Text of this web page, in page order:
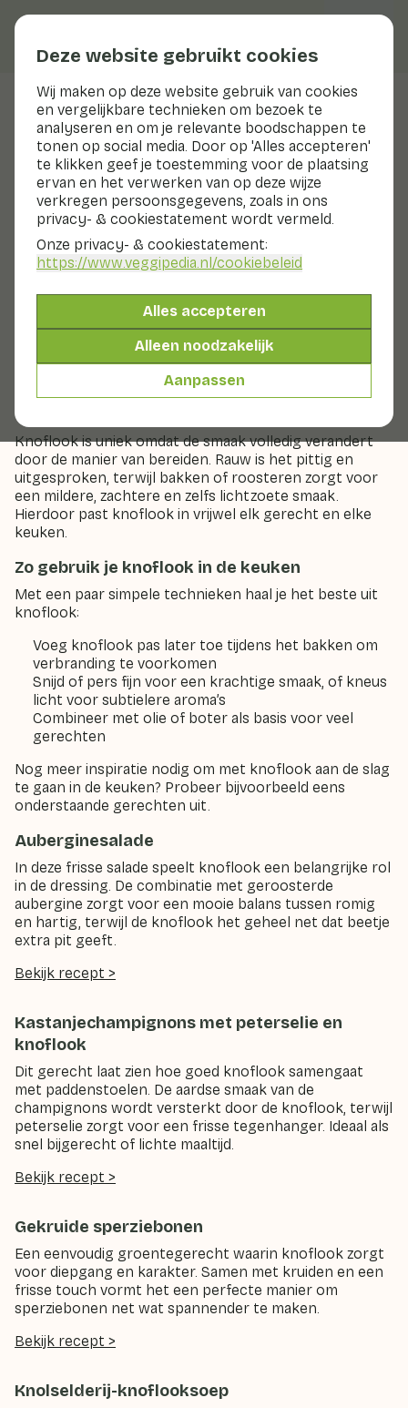
Deze website gebruikt cookies
Wij maken op deze website gebruik van cookies
en vergelijkbare technieken om bezoek te
analyseren en om je relevante boodschappen te
tonen op social media. Door op 'Alles accepteren'
te klikken geef je toestemming voor de plaatsing
ervan en het verwerken van op deze wijze
verkregen persoonsgegevens, zoals in ons
privacy- & cookiestatement wordt vermeld.
Onze privacy- & cookiestatement:
https://www.veggipedia.nl/cookiebeleid
Alles accepteren
Alleen noodzakelijk
Aanpassen
Veggiblogs
Haal meer smaak uit je
gerecht met knoflook
16 april 2026
Van pasta’s tot roerbakgerechten en van soepen tot
salades: knoflook is een ingrediënt dat je in bijna elke
keuken ter wereld terugvindt. Het geeft gerechten
meer diepte, meer karakter en vaak net dat beetje
extra. Niet voor niets heeft knoflook zelfs een eigen
moment in de spotlight, want op 19 april is het
knoflookdag.
Wat maakt knoflook zo bijzonder?
Knoflook is uniek omdat de smaak volledig verandert
door de manier van bereiden. Rauw is het pittig en
uitgesproken, terwijl bakken of roosteren zorgt voor
een mildere, zachtere en zelfs lichtzoete smaak.
Hierdoor past knoflook in vrijwel elk gerecht en elke
keuken.
Zo gebruik je knoflook in de keuken
Met een paar simpele technieken haal je het beste uit
knoflook:
Voeg knoflook pas later toe tijdens het bakken om
verbranding te voorkomen
Snijd of pers fijn voor een krachtige smaak, of kneus
licht voor subtielere aroma’s
Combineer met olie of boter als basis voor veel
gerechten
Nog meer inspiratie nodig om met knoflook aan de slag
te gaan in de keuken? Probeer bijvoorbeeld eens
onderstaande gerechten uit.
Auberginesalade
In deze frisse salade speelt knoflook een belangrijke rol
in de dressing. De combinatie met geroosterde
aubergine zorgt voor een mooie balans tussen romig
en hartig, terwijl de knoflook het geheel net dat beetje
extra pit geeft.
Bekijk recept >
Kastanjechampignons met peterselie en
knoflook
Dit gerecht laat zien hoe goed knoflook samengaat
met paddenstoelen. De aardse smaak van de
champignons wordt versterkt door de knoflook, terwijl
peterselie zorgt voor een frisse tegenhanger. Ideaal als
snel bijgerecht of lichte maaltijd.
Bekijk recept >
Gekruide sperziebonen
Een eenvoudig groentegerecht waarin knoflook zorgt
voor diepgang en karakter. Samen met kruiden en een
frisse touch vormt het een perfecte manier om
sperziebonen net wat spannender te maken.
Bekijk recept >
Knolselderij-knoflooksoep